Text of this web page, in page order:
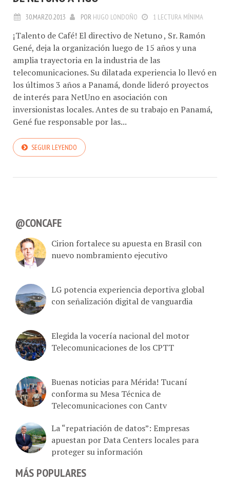
30.MARZO.2013 POR HUGO LONDOÑO 1 LECTURA MÍNIMA
¡Talento de Café! El directivo de Netuno , Sr. Ramón
Gené, deja la organización luego de 15 años y una
amplia trayectoria en la industria de las
telecomunicaciones. Su dilatada experiencia lo llevó en
los últimos 3 años a Panamá, donde lideró proyectos
de interés para NetUno en asociación con
inversionistas locales. Antes de su trabajo en Panamá,
Gené fue responsable por las...
SEGUIR LEYENDO
@CONCAFE
Cirion fortalece su apuesta en Brasil con
nuevo nombramiento ejecutivo
LG potencia experiencia deportiva global
con señalización digital de vanguardia
Elegida la vocería nacional del motor
Telecomunicaciones de los CPTT
Buenas noticias para Mérida! Tucaní
conforma su Mesa Técnica de
Telecomunicaciones con Cantv
La “repatriación de datos”: Empresas
apuestan por Data Centers locales para
proteger su información
MÁS POPULARES